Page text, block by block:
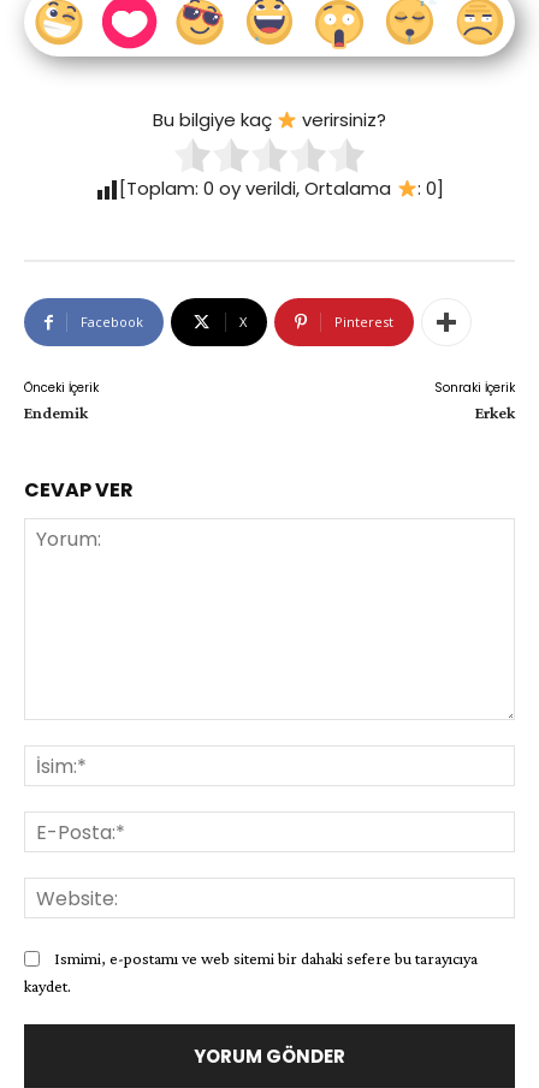
Bu bilgiye kaç verirsiniz?
[Toplam:0 oy verildi, Ortalama : 0]
Facebook X Pinterest
Önceki İçerik
Endemik
Sonraki İçerik
Erkek
CEVAP VER
Ismimi, e-postamı ve web sitemi bir dahaki sefere bu tarayıcıya
kaydet.